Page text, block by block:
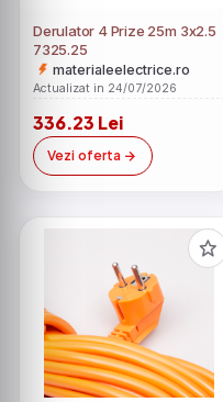
Derulator 4 Prize 25m 3x2.5
7325.25
materialeelectrice.ro
Actualizat in 24/07/2026
336.23 Lei
Vezi oferta